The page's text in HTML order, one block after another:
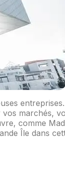
marchés,
comme
Île dans